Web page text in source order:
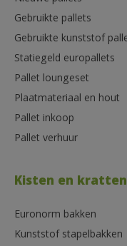
Gebruikte pallets
Gebruikte kunststof
Statiegeld europallets
Pallet loungeset
Plaatmateriaal en hout
Pallet inkoop
Pallet verhuur
Kisten en kratten
Euronorm bakken
Kunststof stapelbakken